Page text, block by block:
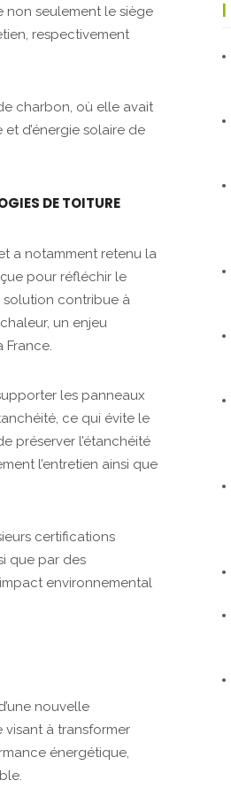
non seulement le siège
respectivement
charbon, où elle avait
d’énergie solaire de
DE TOITURE
a notamment retenu la
pour réfléchir le
solution contribue à
un enjeu
les panneaux
ce qui évite le
préserver l’étanchéité
l’entretien ainsi que
certifications
que par des
environnemental
nouvelle
visant à transformer
énergétique,